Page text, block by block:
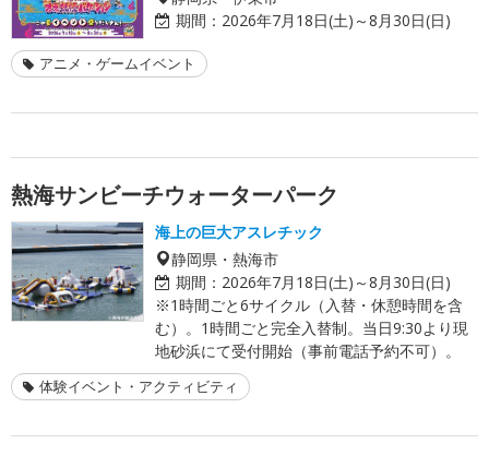
期間： 2026年7月18日(土)～8月30日(日)
アニメ・ゲームイベント
熱海サンビーチウォーターパーク
海上の巨大アスレチック
静岡県・熱海市
期間： 2026年7月18日(土)～8月30日(日)
※1時間ごと6サイクル（入替・休憩時間を含
む）。1時間ごと完全入替制。当日9:30より現
地砂浜にて受付開始（事前電話予約不可）。
体験イベント・アクティビティ